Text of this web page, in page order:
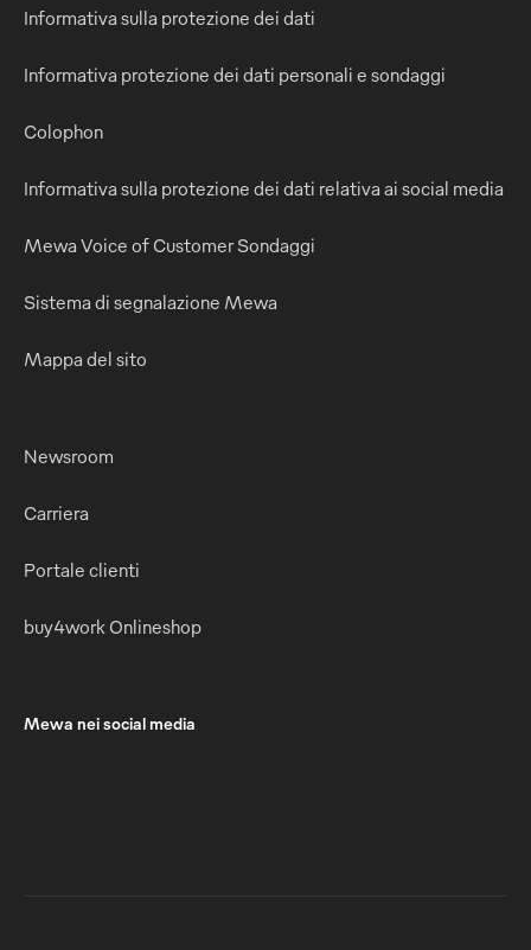
Informativa sulla protezione dei dati
Informativa protezione dei dati personali e sondaggi
Colophon
Informativa sulla protezione dei dati relativa ai social media
Mewa Voice of Customer Sondaggi
Sistema di segnalazione Mewa
Mappa del sito
Newsroom
Carriera
Portale clienti
buy4work Onlineshop
Mewa nei social media